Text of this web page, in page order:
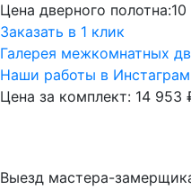
Цена дверного полотна:
Заказать в 1 клик
Галерея межкомнатных
Наши работы в Инстаграм
Цена за комплект: 14 953
Выезд мастера-